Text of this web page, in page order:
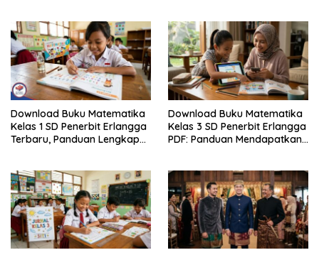
Download Buku Matematika
Kelas 1 SD Penerbit Erlangga
Terbaru, Panduan Lengkap
Legal
Download Buku Matematika
Kelas 3 SD Penerbit Erlangga
PDF: Panduan Mendapatkan